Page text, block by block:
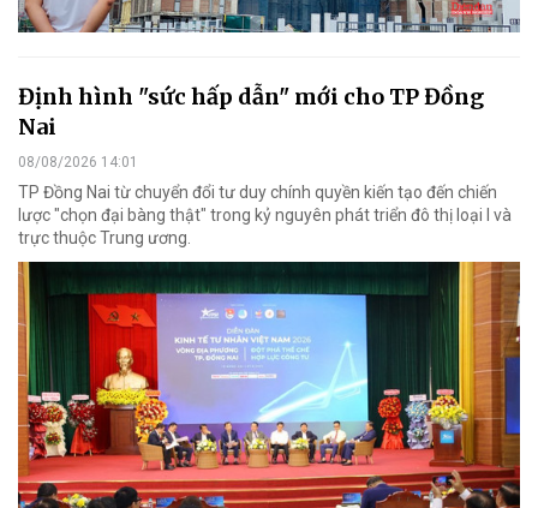
Định hình "sức hấp dẫn" mới cho TP Đồng
Nai
08/08/2026 14:01
TP Đồng Nai từ chuyển đổi tư duy chính quyền kiến tạo đến chiến
lược "chọn đại bàng thật" trong kỷ nguyên phát triển đô thị loại I và
trực thuộc Trung ương.